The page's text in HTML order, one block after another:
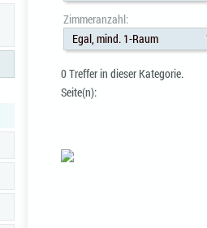
Zimmeranzahl:
Egal, mind. 1-Raum
0 Treffer in dieser Kategorie.
Seite(n):